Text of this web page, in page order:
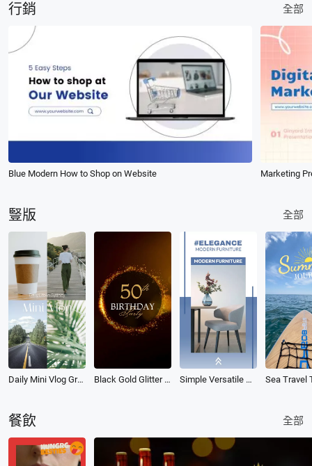
行銷 全部
Blue Modern How to Shop on Website Marketing
豎版 全部
Daily Mini Vlog Grid Reel Black Gold Glitter Sparkles Birthday Invitation Simple Versatile Furniture Instagram Reel
餐飲 全部